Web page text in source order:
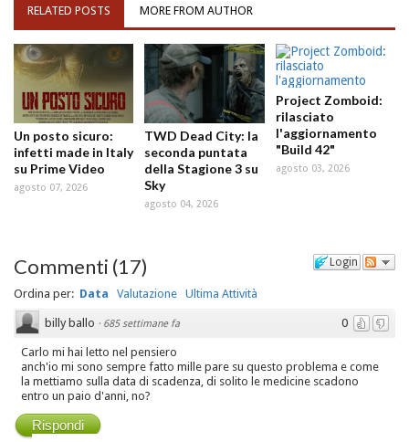
RELATED POSTS MORE FROM AUTHOR
Un posto sicuro:
infetti made in Italy
su Prime Video
agosto 07, 2026
TWD Dead City: la
seconda puntata
della Stagione 3 su
Sky
agosto 04, 2026
Project Zomboid:
rilasciato
l'aggiornamento
"Build 42"
agosto 03, 2026
Login
Commenti (17)
Ordina per: Data Valutazione Ultima Attività
0
billy ballo · 685 settimane fa
Carlo mi hai letto nel pensiero
anch'io mi sono sempre fatto mille pare su questo problema e come
la mettiamo sulla data di scadenza, di solito le medicine scadono
entro un paio d'anni, no?
Rispondi